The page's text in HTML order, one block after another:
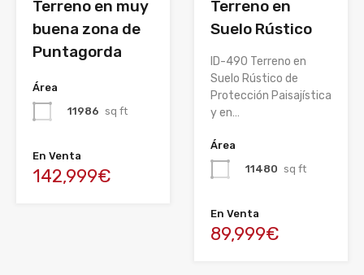
Terreno en muy
buena zona de
Puntagorda
Área
11986 sq ft
En Venta
142,999€
Terreno en
Suelo Rústico
ID-490 Terreno en
Suelo Rústico de
Protección Paisajística
y en…
Área
11480 sq ft
En Venta
89,999€